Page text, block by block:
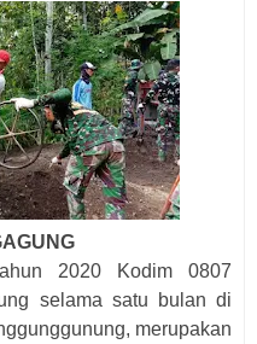
2020 Kodim 0807
selama satu bulan di
merupakan